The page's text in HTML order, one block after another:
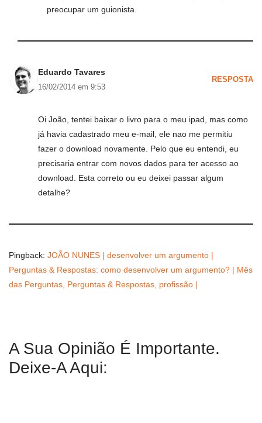
preocupar um guionista.
Eduardo Tavares
16/02/2014 em 9:53
RESPOSTA
Oi João, tentei baixar o livro para o meu ipad, mas como
já havia cadastrado meu e-mail, ele nao me permitiu
fazer o download novamente. Pelo que eu entendi, eu
precisaria entrar com novos dados para ter acesso ao
download. Esta correto ou eu deixei passar algum
detalhe?
Pingback: JOÃO NUNES | desenvolver um argumento |
Perguntas & Respostas: como desenvolver um argumento? | Mês
das Perguntas, Perguntas & Respostas, profissão |
A Sua Opinião É Importante.
Deixe-A Aqui: